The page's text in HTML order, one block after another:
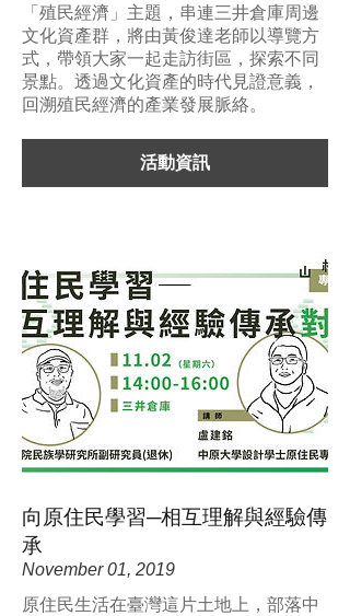
「殖民經濟」主題，串連三井倉庫周邊
文化資產群，將由黃俊達老師以導覽⽅
式，帶領大家一起走訪街區，探索不同
景點。透過文化資產的時代見證意義，
回溯殖民經濟的產業發展脈絡。
活動資訊
向原住⺠學習─相互理解與經驗傳
承
November 01, 2019
原住⺠⽣活在臺灣這片⼟地上，部落中